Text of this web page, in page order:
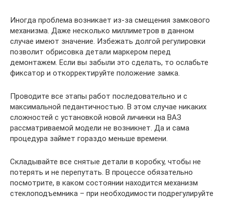
Иногда проблема возникает из-за смещения замкового
механизма. Даже несколько миллиметров в данном
случае имеют значение. Избежать долгой регулировки
позволит обрисовка детали маркером перед
демонтажем. Если вы забыли это сделать, то ослабьте
фиксатор и откорректируйте положение замка.
Проводите все этапы работ последовательно и с
максимальной педантичностью. В этом случае никаких
сложностей с установкой новой личинки на ВАЗ
рассматриваемой модели не возникнет. Да и сама
процедура займет гораздо меньше времени.
Складывайте все снятые детали в коробку, чтобы не
потерять и не перепутать. В процессе обязательно
посмотрите, в каком состоянии находится механизм
стеклоподъемника – при необходимости подрегулируйте